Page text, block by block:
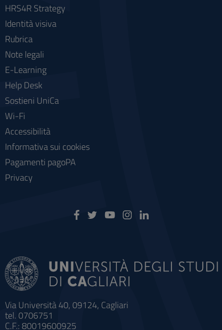
Via Università 40, 09124, Cagliari
tel. 0706751
C.F.: 80019600925
HRS4R Strategy
Identità visiva
Rubrica
Note legali
E-Learning
Help Desk
Sostieni UniCa
Wi-Fi
Accessibilità
Informativa sui cookies
Pagamenti pagoPA
Privacy